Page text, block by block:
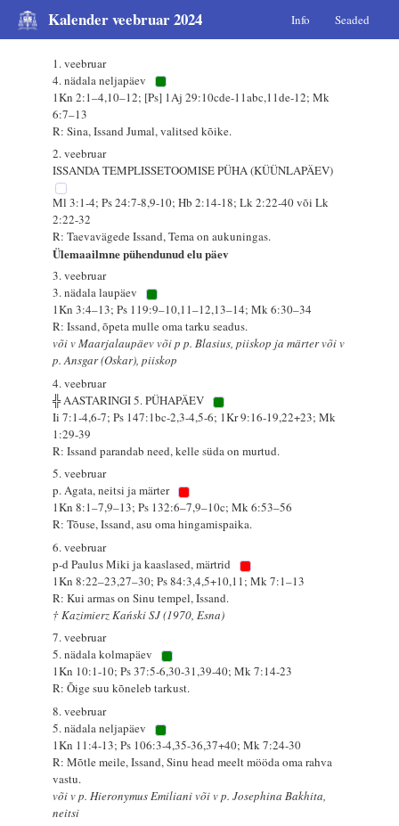
Kalender veebruar 2024 Info Seaded
1. veebruar
4. nädala neljapäev
1Kn 2:1–4,10–12; [Ps] 1Aj 29:10cde-11abc,11de-12; Mk
6:7–13
R: Sina, Issand Jumal, valitsed kõike.
2. veebruar
ISSANDA TEMPLISSETOOMISE PÜHA (KÜÜNLAPÄEV)
Ml 3:1-4; Ps 24:7-8,9-10; Hb 2:14-18; Lk 2:22-40 või Lk
2:22-32
R: Taevavägede Issand, Tema on aukuningas.
Ülemaailmne pühendunud elu päev
3. veebruar
3. nädala laupäev
1Kn 3:4–13; Ps 119:9–10,11–12,13–14; Mk 6:30–34
R: Issand, õpeta mulle oma tarku seadus.
või v Maarjalaupäev või p p. Blasius, piiskop ja märter või v
p. Ansgar (Oskar), piiskop
4. veebruar
╬ AASTARINGI 5. PÜHAPÄEV
Ii 7:1-4,6-7; Ps 147:1bc-2,3-4,5-6; 1Kr 9:16-19,22+23; Mk
1:29-39
R: Issand parandab need, kelle süda on murtud.
5. veebruar
p. Agata, neitsi ja märter
1Kn 8:1–7,9–13; Ps 132:6–7,9–10c; Mk 6:53–56
R: Tõuse, Issand, asu oma hingamispaika.
6. veebruar
p-d Paulus Miki ja kaaslased, märtrid
1Kn 8:22–23,27–30; Ps 84:3,4,5+10,11; Mk 7:1–13
R: Kui armas on Sinu tempel, Issand.
† Kazimierz Kański SJ (1970, Esna)
7. veebruar
5. nädala kolmapäev
1Kn 10:1-10; Ps 37:5-6,30-31,39-40; Mk 7:14-23
R: Õige suu kõneleb tarkust.
8. veebruar
5. nädala neljapäev
1Kn 11:4-13; Ps 106:3-4,35-36,37+40; Mk 7:24-30
R: Mõtle meile, Issand, Sinu head meelt mööda oma rahva
vastu.
või v p. Hieronymus Emiliani või v p. Josephina Bakhita,
neitsi